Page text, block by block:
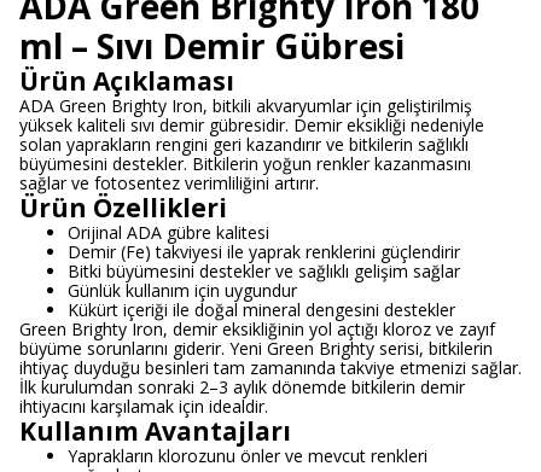
ml – Sıvı Demir Gübresi
Ürün Açıklaması
ADA Green Brighty Iron, bitkili akvaryumlar için geliştirilmiş
yüksek kaliteli sıvı demir gübresidir. Demir eksikliği nedeniyle
solan yaprakların rengini geri kazandırır ve bitkilerin sağlıklı
büyümesini destekler. Bitkilerin yoğun renkler kazanmasını
sağlar ve fotosentez verimliliğini artırır.
Ürün Özellikleri
Orijinal ADA gübre kalitesi
Demir (Fe) takviyesi ile yaprak renklerini güçlendirir
Bitki büyümesini destekler ve sağlıklı gelişim sağlar
Günlük kullanım için uygundur
Kükürt içeriği ile doğal mineral dengesini destekler
Green Brighty Iron, demir eksikliğinin yol açtığı kloroz ve zayıf
büyüme sorunlarını giderir. Yeni Green Brighty serisi, bitkilerin
ihtiyaç duyduğu besinleri tam zamanında takviye etmenizi sağlar.
İlk kurulumdan sonraki 2–3 aylık dönemde bitkilerin demir
ihtiyacını karşılamak için idealdir.
Kullanım Avantajları
Yaprakların klorozunu önler ve mevcut renkleri